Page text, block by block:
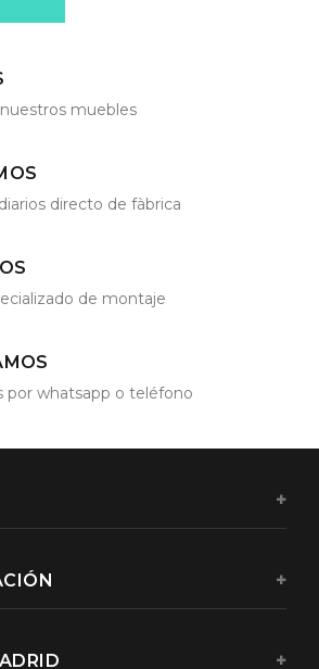
muebles
directo de fàbrica
de montaje
por whatsapp o teléfono